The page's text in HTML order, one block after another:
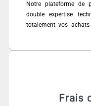
Notre plateforme de
double expertise
totalement vos
Frais